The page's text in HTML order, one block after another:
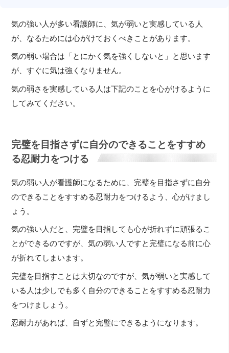
気の強い人が多い看護師に、気が弱いと実感している人
が、なるためには心がけておくべきことがあります。
気の弱い場合は「とにかく気を強くしないと」と思います
が、すぐに気は強くなりません。
気の弱さを実感している人は下記のことを心がけるように
してみてください。
完璧を目指さずに自分のできることをすすめ
る忍耐力をつける
気の弱い人が看護師になるために、完璧を目指さずに自分
のできることをすすめる忍耐力をつけるよう、心がけまし
ょう。
気の強い人だと、完璧を目指しても心が折れずに頑張るこ
とができるのですが、気の弱い人ですと完璧になる前に心
が折れてしまいます。
完璧を目指すことは大切なのですが、気が弱いと実感して
いる人は少しでも多く自分のできることをすすめる忍耐力
をつけましょう。
忍耐力があれば、自ずと完璧にできるようになります。